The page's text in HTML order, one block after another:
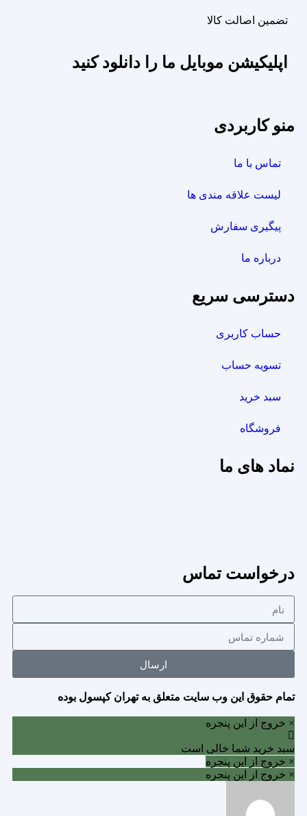
تضمین اصالت کالا
اپلیکیشن موبایل ما را دانلود کنید
منو کاربردی
تماس با ما
لیست علاقه مندی ها
پیگیری سفارش
درباره ما
دسترسی سریع
حساب کاربری
تسویه حساب
سبد خرید
فروشگاه
نماد های ما
درخواست تماس
ارسال
تمام حقوق این وب سایت متعلق به تهران کپسول بوده
× خروج از این پنجره
سبد خرید شما خالی است
× خروج از این پنجره
× خروج از این پنجره